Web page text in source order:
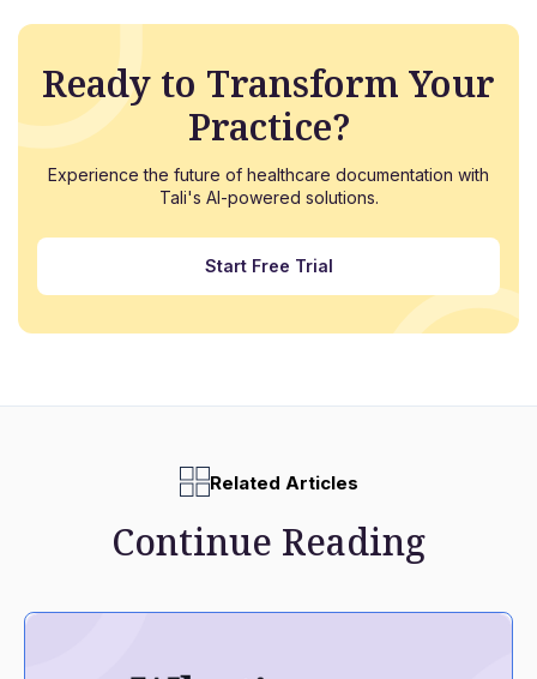
Ready to Transform Your
Practice?
Experience the future of healthcare documentation with
Tali's AI-powered solutions.
Start Free Trial
Related Articles
Continue Reading